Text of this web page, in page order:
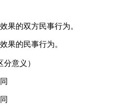
的双方民事行为。
的民事行为。
意义）